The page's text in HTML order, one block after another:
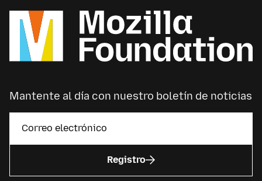
Mantente al día con nuestro boletín de noticias
Registro